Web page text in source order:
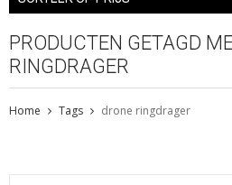
PRODUCTEN GETAGD
RINGDRAGER
Home Tags drone ringdrager